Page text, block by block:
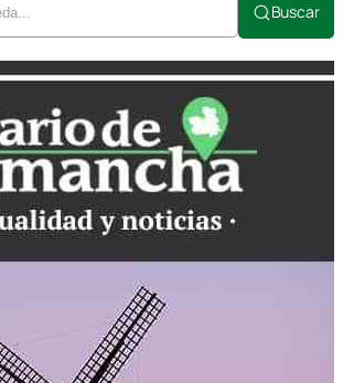
Buscar